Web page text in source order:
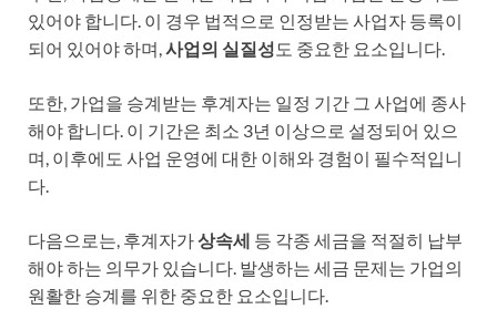
있어야 합니다. 이 경우 법적으로 인정받는 사업자 등록이
되어 있어야 하며, 사업의 실질성 도 중요한 요소입니다.
또한, 가업을 승계받는 후계자는 일정 기간 그 사업에 종사
해야 합니다. 이 기간은 최소 3년 이상으로 설정되어 있으
며, 이후에도 사업 운영에 대한 이해와 경험이 필수적입니
다.
다음으로는, 후계자가상속세 등 각종 세금을 적절히 납부
해야 하는 의무가 있습니다. 발생하는 세금 문제는 가업의
원활한 승계를 위한 중요한 요소입니다.